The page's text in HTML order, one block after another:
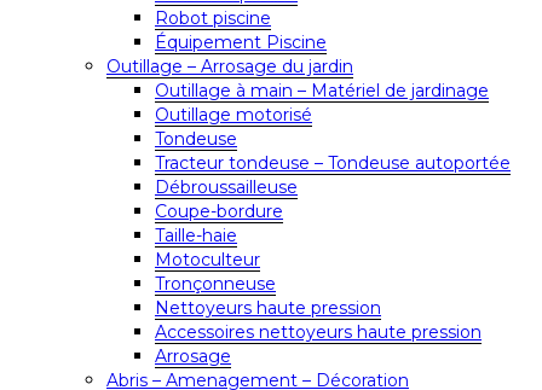
Robot piscine
Équipement Piscine
Outillage – Arrosage du jardin
Outillage à main – Matériel de jardinage
Outillage motorisé
Tondeuse
Tracteur tondeuse – Tondeuse autoportée
Débroussailleuse
Coupe-bordure
Taille-haie
Motoculteur
Tronçonneuse
Nettoyeurs haute pression
Accessoires nettoyeurs haute pression
Arrosage
Abris – Amenagement – Décoration